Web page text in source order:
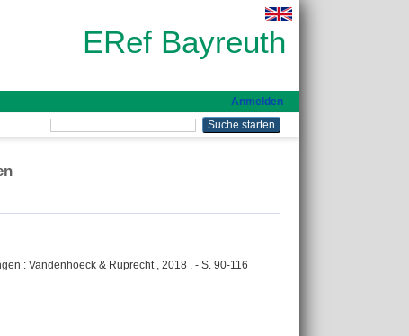
ERef Bayreuth
Anmelden
: Vandenhoeck & Ruprecht , 2018 . - S. 90-116